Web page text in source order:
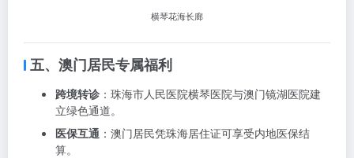
横琴花海长廊
五、澳门居民专属福利
跨境转诊 ：珠海市人民医院横琴医院与澳门镜湖医院建
立绿色通道。
医保互通 ：澳门居民凭珠海居住证可享受内地医保结
算。